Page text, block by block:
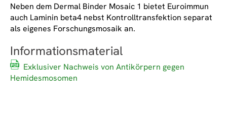
Neben dem Dermal Binder Mosaic 1 bietet Euroimmun
auch Laminin beta4 nebst Kontrolltransfektion separat
als eigenes Forschungsmosaik an.
Informationsmaterial
Exklusiver Nachweis von Antikörpern gegen
Hemidesmosomen